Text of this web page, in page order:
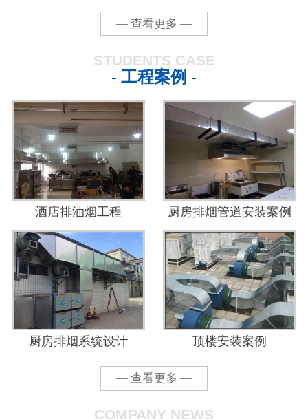
— 查看更多 —
STUDENTS CASE
- 工程案例 -
酒店排油烟工程 厨房排烟管道安装案例
厨房排烟系统设计 顶楼安装案例
— 查看更多 —
COMPANY NEWS